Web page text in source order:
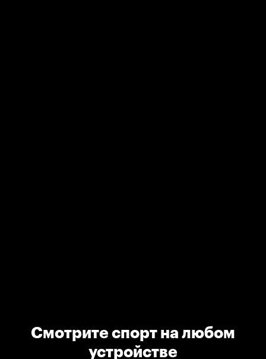
Смотрите спорт на любом
устройстве